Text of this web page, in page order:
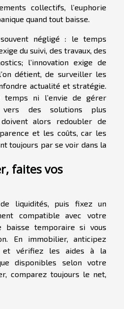
collectifs, l’euphorie
quand tout baisse.
négligé : le temps
du suivi, des travaux, des
l’innovation exige de
détient, de surveiller les
actualité et stratégie.
temps ni l’envie de gérer
vers des solutions plus
alors redoubler de
et les coûts, car les
toujours par se voir dans la
faites vos
liquidités, puis fixez un
compatible avec votre
baisse temporaire si vous
En immobilier, anticipez
et vérifiez les aides à la
disponibles selon votre
comparez toujours le net,